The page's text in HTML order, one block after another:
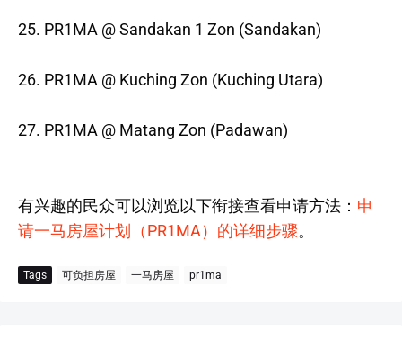
25. PR1MA @ Sandakan 1 Zon (Sandakan)
26. PR1MA @ Kuching Zon (Kuching Utara)
27. PR1MA @ Matang Zon (Padawan)
有兴趣的民众可以浏览以下衔接查看申请方法： 申
请一马房屋计划（PR1MA）的详细步骤。
Tags 可负担房屋 一马房屋 pr1ma